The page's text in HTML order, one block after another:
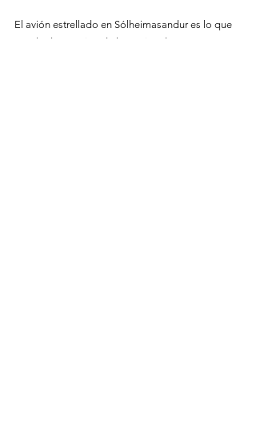
El avión estrellado en Sólheimasandur es lo que
queda de un avión de la Marina de EE. UU. que